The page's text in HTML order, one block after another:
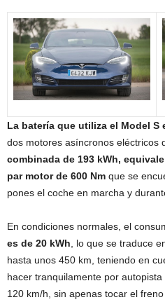
La batería que utiliza el Model S
dos motores asíncronos eléctricos
combinada de 193 kWh,
par motor de 600 Nm que se
pones el coche en marcha y
En condiciones normales, el
es de 20 kWh, lo que se traduce
hasta unos 450 km, teniendo en
hacer tranquilamente por
120 km/h, sin apenas tocar el